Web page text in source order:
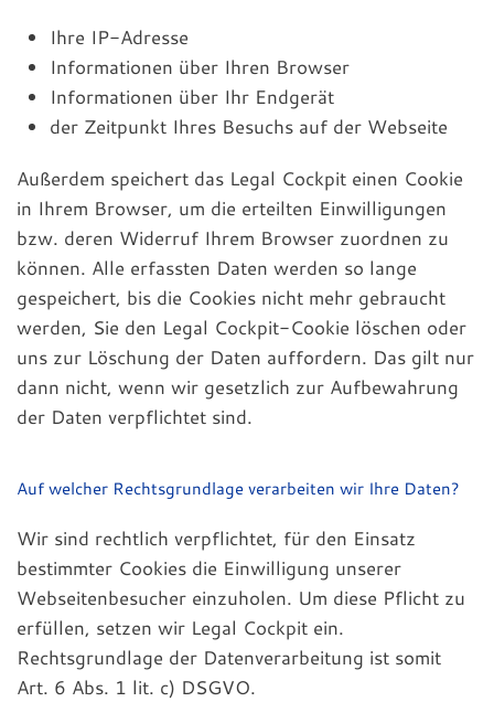
Ihre IP-Adresse
Informationen über Ihren Browser
Informationen über Ihr Endgerät
der Zeitpunkt Ihres Besuchs auf der Webseite
Außerdem speichert das Legal Cockpit einen Cookie
in Ihrem Browser, um die erteilten Einwilligungen
bzw. deren Widerruf Ihrem Browser zuordnen zu
können. Alle erfassten Daten werden so lange
gespeichert, bis die Cookies nicht mehr gebraucht
werden, Sie den Legal Cockpit-Cookie löschen oder
uns zur Löschung der Daten auffordern. Das gilt nur
dann nicht, wenn wir gesetzlich zur Aufbewahrung
der Daten verpflichtet sind.
Auf welcher Rechtsgrundlage verarbeiten wir Ihre Daten?
Wir sind rechtlich verpflichtet, für den Einsatz
bestimmter Cookies die Einwilligung unserer
Webseitenbesucher einzuholen. Um diese Pflicht zu
erfüllen, setzen wir Legal Cockpit ein.
Rechtsgrundlage der Datenverarbeitung ist somit
Art. 6 Abs. 1 lit. c) DSGVO.